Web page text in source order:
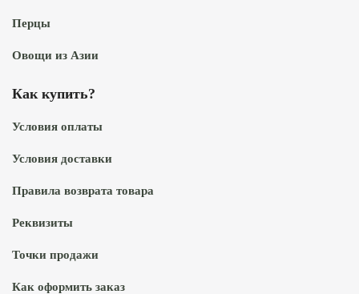
Перцы
Овощи из Азии
Как купить?
Условия оплаты
Условия доставки
Правила возврата товара
Реквизиты
Точки продажи
Как оформить заказ